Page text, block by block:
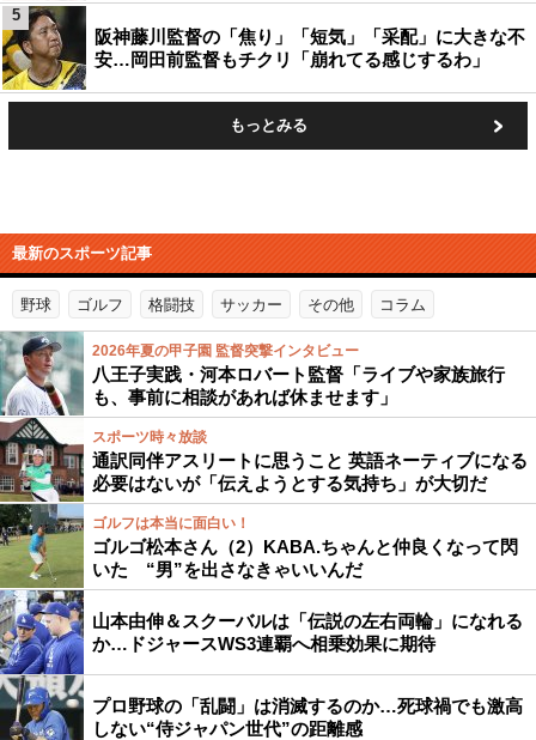
阪神藤川監督の「焦り」「短気」「采配」に大きな不
安…岡田前監督もチクリ「崩れてる感じするわ」
5
もっとみる
最新のスポーツ記事
野球 ゴルフ 格闘技 サッカー その他 コラム
2026年夏の甲子園 監督突撃インタビュー
八王子実践・河本ロバート監督「ライブや家族旅行
も、事前に相談があれば休ませます」
スポーツ時々放談
通訳同伴アスリートに思うこと 英語ネーティブになる
必要はないが「伝えようとする気持ち」が大切だ
ゴルフは本当に面白い！
ゴルゴ松本さん（2）KABA.ちゃんと仲良くなって閃
いた “男”を出さなきゃいいんだ
山本由伸＆スクーバルは「伝説の左右両輪」になれる
か…ドジャースWS3連覇へ相乗効果に期待
プロ野球の「乱闘」は消滅するのか…死球禍でも激高
しない“侍ジャパン世代”の距離感